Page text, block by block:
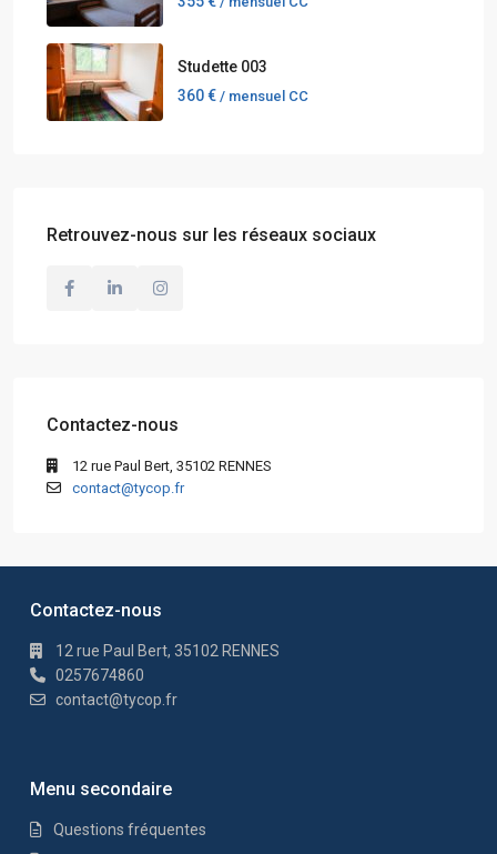
Studette 003
360 € / mensuel CC
Retrouvez-nous sur les réseaux sociaux
Contactez-nous
12 rue Paul Bert, 35102 RENNES
contact@tycop.fr
Contactez-nous
12 rue Paul Bert, 35102 RENNES
0257674860
contact@tycop.fr
Menu secondaire
Questions fréquentes